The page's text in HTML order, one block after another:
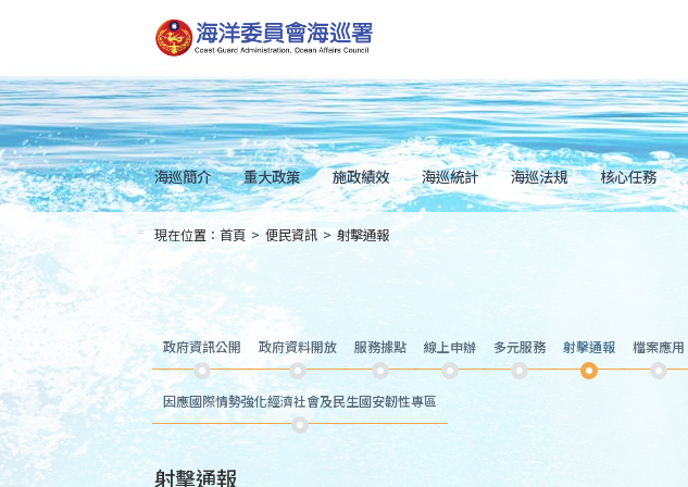
到
主
內
容
Skip
to
main
content
海巡簡介 重大政策 施政績效 海巡統計 海巡法規 核心任務
::: 現在位置： 首頁 > 便民資訊 > 射擊通報
政府資訊公開 政府資料開放 服務據點 線上申辦 多元服務 射擊通報 檔案應用
因應國際情勢強化經濟社會及民生國安韌性專區
射擊通報